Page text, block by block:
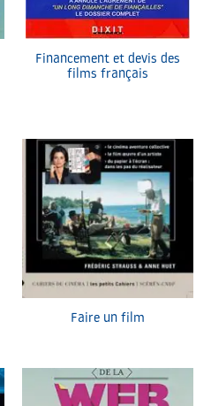
Financement et devis des
films français
Faire un film